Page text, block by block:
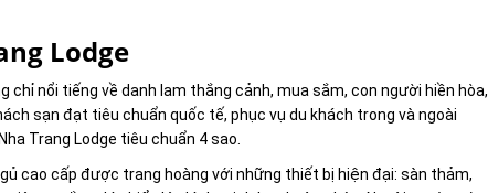
Lodge
chỉ nổi tiếng về danh lam thắng cảnh, mua sắm, con người hiền hòa,
sạn đạt tiêu chuẩn quốc tế, phục vụ du khách trong và ngoài
Trang Lodge tiêu chuẩn 4 sao.
cao cấp được trang hoàng với những thiết bị hiện đại: sàn thảm,